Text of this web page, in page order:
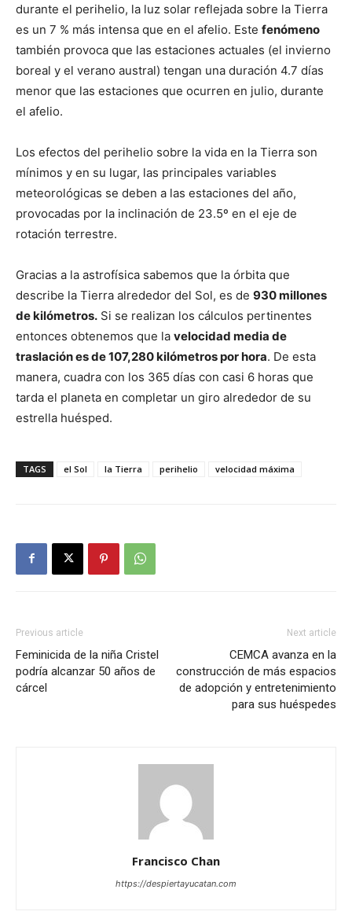
durante el perihelio, la luz solar reflejada sobre la Tierra
es un 7 % más intensa que en el afelio. Este fenómeno
también provoca que las estaciones actuales (el invierno
boreal y el verano austral) tengan una duración 4.7 días
menor que las estaciones que ocurren en julio, durante
el afelio.
Los efectos del perihelio sobre la vida en la Tierra son
mínimos y en su lugar, las principales variables
meteorológicas se deben a las estaciones del año,
provocadas por la inclinación de 23.5º en el eje de
rotación terrestre.
Gracias a la astrofísica sabemos que la órbita que
describe la Tierra alrededor del Sol, es de 930 millones
de kilómetros. Si se realizan los cálculos pertinentes
entonces obtenemos que la velocidad media de
traslación es de 107,280 kilómetros por hora. De esta
manera, cuadra con los 365 días con casi 6 horas que
tarda el planeta en completar un giro alrededor de su
estrella huésped.
TAGS el Sol la Tierra perihelio velocidad máxima
Previous article
Feminicida de la niña Cristel
podría alcanzar 50 años de
cárcel
Next article
CEMCA avanza en la
construcción de más espacios
de adopción y entretenimiento
para sus huéspedes
Francisco Chan
https://despiertayucatan.com